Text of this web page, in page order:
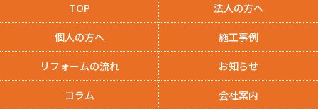
TOP 法人の方へ
個人の方へ 施工事例
リフォームの流れ お知らせ
コラム 会社案内